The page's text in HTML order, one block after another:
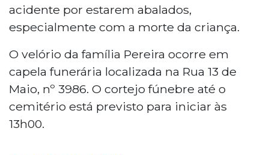
acidente por estarem abalados,
especialmente com a morte da criança.
O velório da família Pereira ocorre em
capela funerária localizada na Rua 13 de
Maio, nº 3986. O cortejo fúnebre até o
cemitério está previsto para iniciar às
13h00.